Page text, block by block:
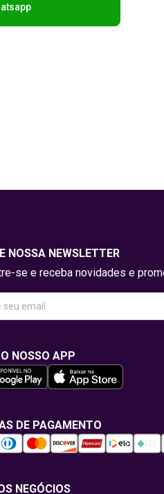
NOSSA NEWSLETTER
se e receba novidades e
NOSSO APP
DE PAGAMENTO
NEGÓCIOS